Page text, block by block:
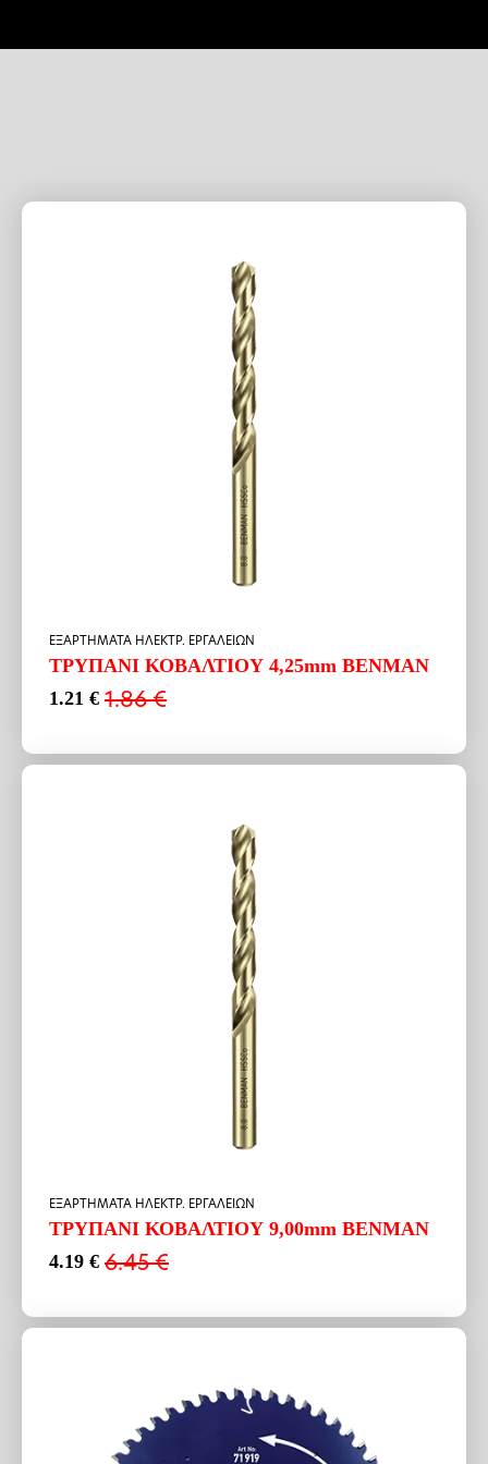
ΕΞΑΡΤΗΜΑΤΑ ΗΛΕΚΤΡ. ΕΡΓΑΛΕΙΩΝ
ΤΡΥΠΑΝΙ ΚΟΒΑΛΤΙΟΥ 4,25mm BENMAN
1.86€
Original
1.86 €.
1.21 €
Η
είναι:
ΕΞΑΡΤΗΜΑΤΑ ΗΛΕΚΤΡ. ΕΡΓΑΛΕΙΩΝ
ΤΡΥΠΑΝΙ ΚΟΒΑΛΤΙΟΥ 9,00mm BENMAN
6.45€
Original
6.45 €.
4.19 €
Η
είναι: